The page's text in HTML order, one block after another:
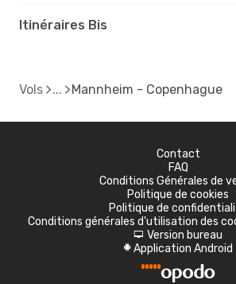
Itinéraires Bis
Vols Mannheim - Copenhague
Contact
FAQ
Conditions Générales de
Politique de cookies
Politique de
Conditions générales d'utilisation des
d Version bureau
A Application Android